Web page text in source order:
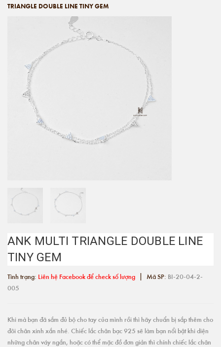
TRIANGLE DOUBLE LINE TINY GEM
ANK MULTI TRIANGLE DOUBLE LINE
TINY GEM
Tình trạng: Liên hệ Facebook để check số lượng | Mã SP: BI-20-04-2-
005
Khi mà bạn đã sắm đủ bộ cho tay của mình rồi thì hãy chuẩn bị sắp thêm cho
đôi chân xinh xắn nhé. Chiếc lắc chân bạc 925 sẽ làm bạn nổi bật khi diện
những chân váy ngắn, hoặc có thể mặc đồ đơn giản thì chính chiếc lắc chân